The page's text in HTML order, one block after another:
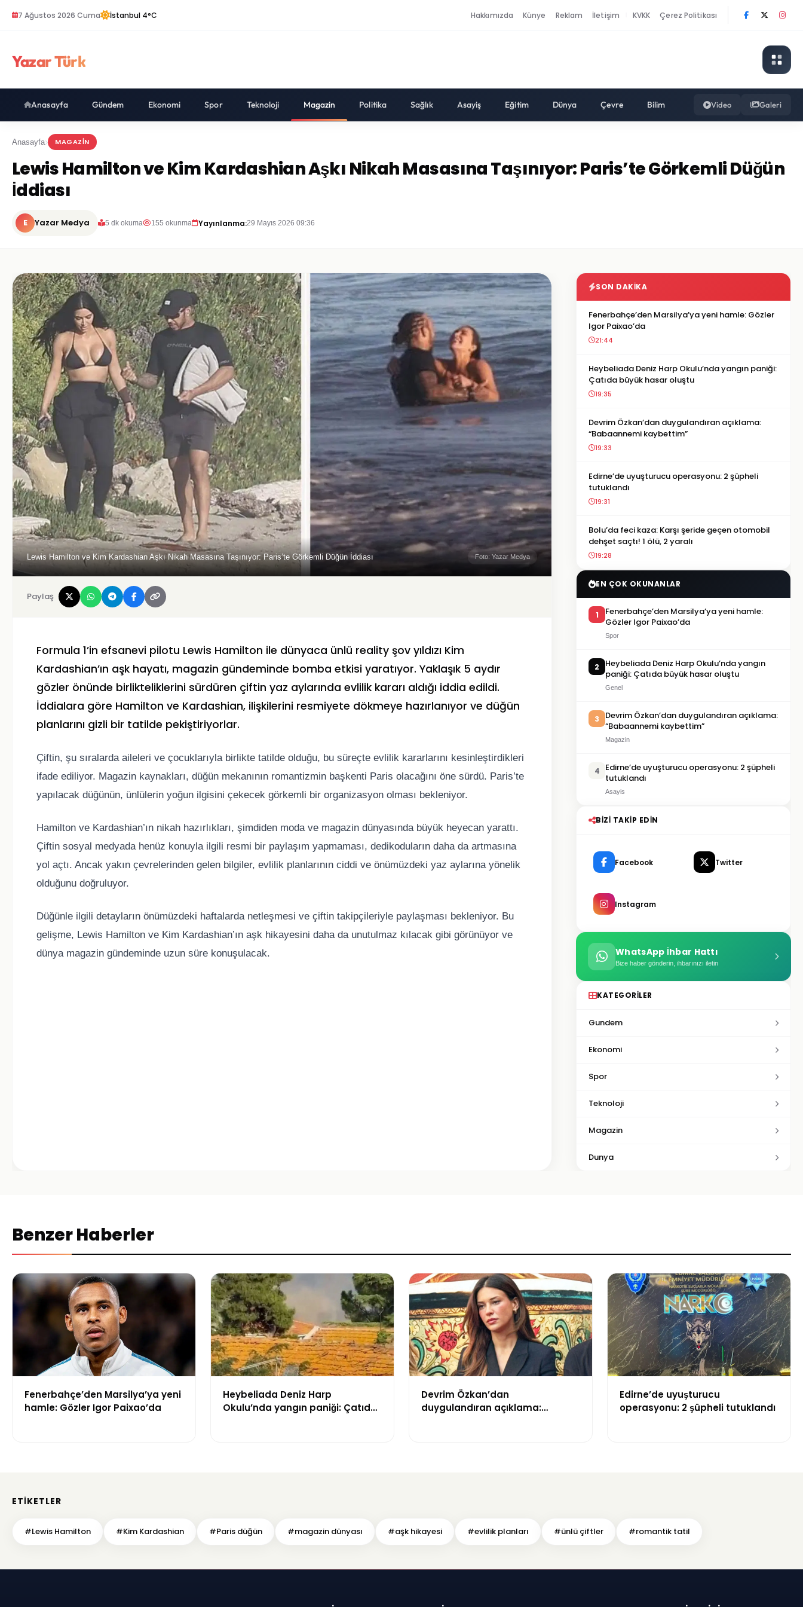
7 Ağustos 2026 Cuma İstanbul 4°C Hakkımızda Künye Reklam İletişim KVKK Çerez Politikası
Yazar Türk
Anasayfa Gündem Ekonomi Spor Teknoloji Magazin Politika Sağlık Asayiş Eğitim Dünya Çevre Bilim Video Galeri
Anasayfa MAGAZIN
Lewis Hamilton ve Kim Kardashian Aşkı Nikah Masasına Taşınıyor: Paris’te Görkemli Düğün
İddiası
E Yazar Medya 5 dk okuma 155 okunma Yayınlanma:29 Mayıs 2026 09:36
Lewis Hamilton ve Kim Kardashian Aşkı Nikah Masasına Taşınıyor: Paris’te Görkemli Düğün İddiası Foto: Yazar Medya
Paylaş
Formula 1’in efsanevi pilotu Lewis Hamilton ile dünyaca ünlü reality şov yıldızı Kim
Kardashian’ın aşk hayatı, magazin gündeminde bomba etkisi yaratıyor. Yaklaşık 5 aydır
gözler önünde birlikteliklerini sürdüren çiftin yaz aylarında evlilik kararı aldığı iddia edildi.
İddialara göre Hamilton ve Kardashian, ilişkilerini resmiyete dökmeye hazırlanıyor ve düğün
planlarını gizli bir tatilde pekiştiriyorlar.
Çiftin, şu sıralarda aileleri ve çocuklarıyla birlikte tatilde olduğu, bu süreçte evlilik kararlarını kesinleştirdikleri
ifade ediliyor. Magazin kaynakları, düğün mekanının romantizmin başkenti Paris olacağını öne sürdü. Paris’te
yapılacak düğünün, ünlülerin yoğun ilgisini çekecek görkemli bir organizasyon olması bekleniyor.
Hamilton ve Kardashian’ın nikah hazırlıkları, şimdiden moda ve magazin dünyasında büyük heyecan yarattı.
Çiftin sosyal medyada henüz konuyla ilgili resmi bir paylaşım yapmaması, dedikoduların daha da artmasına
yol açtı. Ancak yakın çevrelerinden gelen bilgiler, evlilik planlarının ciddi ve önümüzdeki yaz aylarına yönelik
olduğunu doğruluyor.
Düğünle ilgili detayların önümüzdeki haftalarda netleşmesi ve çiftin takipçileriyle paylaşması bekleniyor. Bu
gelişme, Lewis Hamilton ve Kim Kardashian’ın aşk hikayesini daha da unutulmaz kılacak gibi görünüyor ve
dünya magazin gündeminde uzun süre konuşulacak.
SON DAKIKA
Fenerbahçe’den Marsilya’ya yeni hamle: Gözler
Igor Paixao’da
21:44
Heybeliada Deniz Harp Okulu’nda yangın paniği:
Çatıda büyük hasar oluştu
19:35
Devrim Özkan’dan duygulandıran açıklama:
“Babaannemi kaybettim”
19:33
Edirne’de uyuşturucu operasyonu: 2 şüpheli
tutuklandı
19:31
Bolu’da feci kaza: Karşı şeride geçen otomobil
dehşet saçtı! 1 ölü, 2 yaralı
19:28
EN ÇOK OKUNANLAR
1
Fenerbahçe’den Marsilya’ya yeni hamle:
Gözler Igor Paixao’da
Spor
2
Heybeliada Deniz Harp Okulu’nda yangın
paniği: Çatıda büyük hasar oluştu
Genel
3
Devrim Özkan’dan duygulandıran açıklama:
“Babaannemi kaybettim”
Magazin
4
Edirne’de uyuşturucu operasyonu: 2 şüpheli
tutuklandı
Asayis
BIZI TAKIP EDIN
Facebook Twitter
Instagram
WhatsApp İhbar Hattı
Bize haber gönderin, ihbarınızı iletin
KATEGORILER
Gundem
Ekonomi
Spor
Teknoloji
Magazin
Dunya
Benzer Haberler
Fenerbahçe’den Marsilya’ya yeni
hamle: Gözler Igor Paixao’da
Heybeliada Deniz Harp
Okulu’nda yangın paniği: Çatıda
Devrim Özkan’dan
duygulandıran açıklama:
Edirne’de uyuşturucu
operasyonu: 2 şüpheli tutuklandı
ETIKETLER
#Lewis Hamilton #Kim Kardashian #Paris düğün #magazin dünyası #aşk hikayesi #evlilik planları #ünlü çiftler #romantik tatil